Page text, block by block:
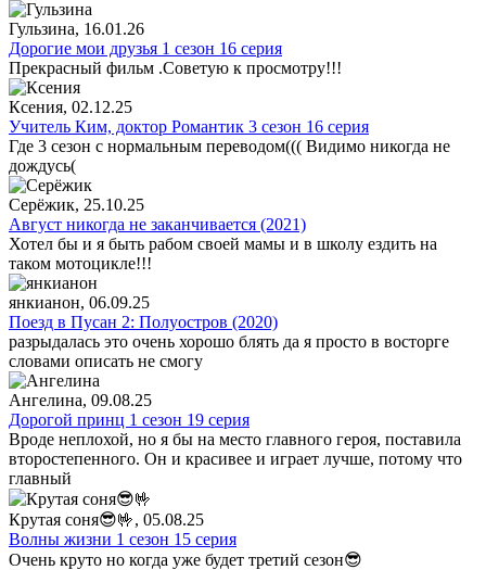
Гульзина, 16.01.26
Дорогие мои друзья 1 сезон 16 серия
Прекрасный фильм .Советую к просмотру!!!
Ксения, 02.12.25
Учитель Ким, доктор Романтик 3 сезон 16 серия
Где 3 сезон с нормальным переводом((( Видимо никогда не
дождусь(
Серёжик, 25.10.25
Август никогда не заканчивается (2021)
Хотел бы и я быть рабом своей мамы и в школу ездить на
таком мотоцикле!!!
янкианон, 06.09.25
Поезд в Пусан 2: Полуостров (2020)
разрыдалась это очень хорошо блять да я просто в восторге
словами описать не смогу
Ангелина, 09.08.25
Дорогой принц 1 сезон 19 серия
Вроде неплохой, но я бы на место главного героя, поставила
второстепенного. Он и красивее и играет лучше, потому что
главный
Крутая соня😎🤟, 05.08.25
Волны жизни 1 сезон 15 серия
Очень круто но когда уже будет третий сезон😎